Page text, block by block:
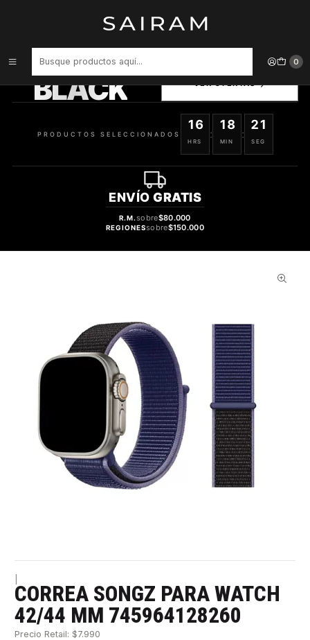
0
Correa Songz Para Watch 42/44 Mm 745964128260
BLACK
SELECCIONADOS
PRODUCTOS SELECCIONADOS
16
HRS
:
18
MIN
:
20
SEG
ENVÍO GRATIS
R.M.sobre$80.000
REGIONESsobre$150.000
CORREA SONGZ PARA WATCH
42/44 MM 745964128260
Precio Retail: $7.990